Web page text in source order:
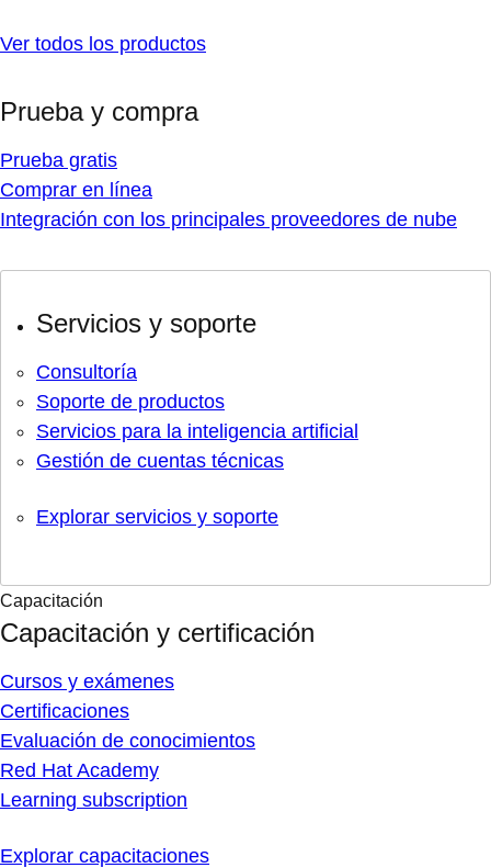
Ver todos los productos
Prueba y compra
Prueba gratis
Comprar en línea
Integración con los principales proveedores de nube
Servicios y soporte
Consultoría
Soporte de productos
Servicios para la inteligencia artificial
Gestión de cuentas técnicas
Explorar servicios y soporte
Capacitación
Capacitación y certificación
Cursos y exámenes
Certificaciones
Evaluación de conocimientos
Red Hat Academy
Learning subscription
Explorar capacitaciones